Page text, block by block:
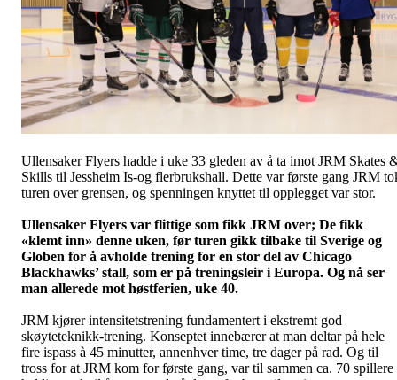
Ullensaker Flyers hadde i uke 33 gleden av å ta imot JRM Skates
Skills til Jessheim Is-og flerbrukshall. Dette var første gang JRM
turen over grensen, og spenningen knyttet til opplegget var stor.
Ullensaker Flyers var flittige som fikk JRM over; De fikk
«klemt inn» denne uken, før turen gikk tilbake til Sverige og
Globen for å avholde trening for en stor del av Chicago
Blackhawks’ stall, som er på treningsleir i Europa. Og nå ser
man allerede mot høstferien, uke 40.
JRM kjører intensitetstrening fundamentert i ekstremt god
skøyteteknikk-trening. Konseptet innebærer at man deltar på hele
fire ispass à 45 minutter, annenhver time, tre dager på rad. Og til
tross for at JRM kom for første gang, var til sammen ca. 70 spillere